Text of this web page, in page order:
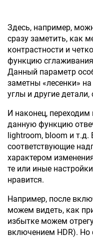
Здесь, например,
сразу заметить, как
контрастности и
функцию
Данный параметр
заметны «лесенки»
углы и другие
И наконец, переходим
данную функцию
lightroom, bloom и
соответствующие
характером
те или иные
нравится.
Например, после
можем видеть, как
избытке можем
включением HDR). Но